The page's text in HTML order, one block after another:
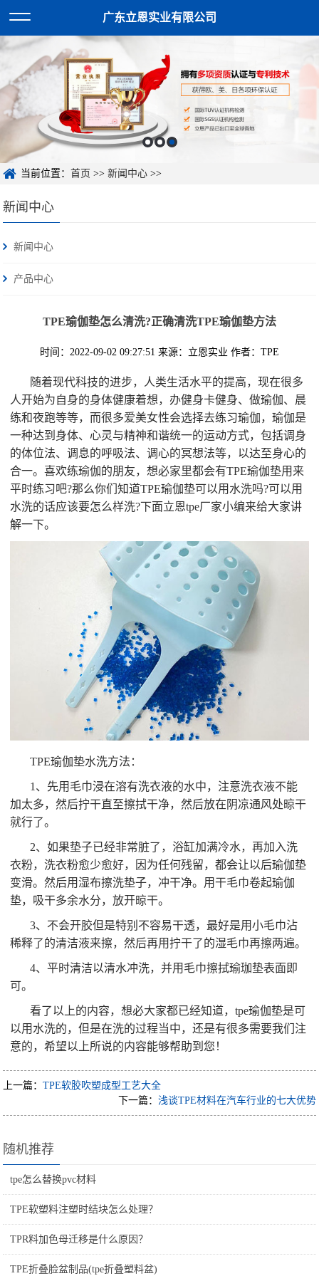
广东立恩实业有限公司
当前位置：首页 >>新闻中心 >>
新闻中心
新闻中心
产品中心
TPE瑜伽垫怎么清洗?正确清洗TPE瑜伽垫方法
时间：2022-09-02 09:27:51 来源：立恩实业 作者：TPE
随着现代科技的进步，人类生活水平的提高，现在很多
人开始为自身的身体健康着想，办健身卡健身、做瑜伽、晨
练和夜跑等等，而很多爱美女性会选择去练习瑜伽，瑜伽是
一种达到身体、心灵与精神和谐统一的运动方式，包括调身
的体位法、调息的呼吸法、调心的冥想法等，以达至身心的
合一。喜欢练瑜伽的朋友，想必家里都会有TPE瑜伽垫用来
平时练习吧?那么你们知道TPE瑜伽垫可以用水洗吗?可以用
水洗的话应该要怎么样洗?下面立恩tpe厂家小编来给大家讲
解一下。
TPE瑜伽垫水洗方法：
1、先用毛巾浸在溶有洗衣液的水中，注意洗衣液不能
加太多，然后拧干直至擦拭干净，然后放在阴凉通风处晾干
就行了。
2、如果垫子已经非常脏了，浴缸加满冷水，再加入洗
衣粉，洗衣粉愈少愈好，因为任何残留，都会让以后瑜伽垫
变滑。然后用湿布擦洗垫子，冲干净。用干毛巾卷起瑜伽
垫，吸干多余水分，放开晾干。
3、不会开胶但是特别不容易干透，最好是用小毛巾沾
稀释了的清洁液来擦，然后再用拧干了的湿毛巾再擦两遍。
4、平时清洁以清水冲洗，并用毛巾擦拭瑜珈垫表面即
可。
看了以上的内容，想必大家都已经知道，tpe瑜伽垫是可
以用水洗的，但是在洗的过程当中，还是有很多需要我们注
意的，希望以上所说的内容能够帮助到您！
上一篇：TPE软胶吹塑成型工艺大全
下一篇： 浅谈TPE材料在汽车行业的七大优势
随机推荐
tpe怎么替换pvc材料
TPE软塑料注塑时结块怎么处理？
TPR料加色母迁移是什么原因？
TPE折叠脸盆制品(tpe折叠塑料盆)